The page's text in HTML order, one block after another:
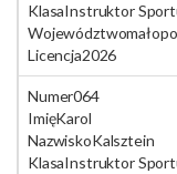
KlasaInstruktor
Województwo
Licencja2026
Numer064
ImięKarol
NazwiskoKalsztein
KlasaInstruktor